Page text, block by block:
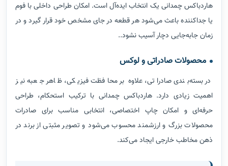
هاردباکس چمدانی یک انتخاب ایده‌آل است. امکان طراحی داخلی با فوم
یا جداکننده باعث می‌شود هر قطعه در جای مشخص خود قرار گیرد و در
زمان جابه‌جایی دچار آسیب نشود..
محصولات صادراتی و لوکس
در بسته‌بندی صادراتی، علاوه بر محافظت فیزیکی، ظاهر جعبه نیز
اهمیت زیادی دارد. هاردباکس چمدانی با ترکیب استحکام، طراحی
حرفه‌ای و امکان چاپ اختصاصی، انتخابی مناسب برای صادرات
محصولات بزرگ و ارزشمند محسوب می‌شود و تصویر مثبتی از برند در
ذهن مخاطب خارجی ایجاد می‌کند.